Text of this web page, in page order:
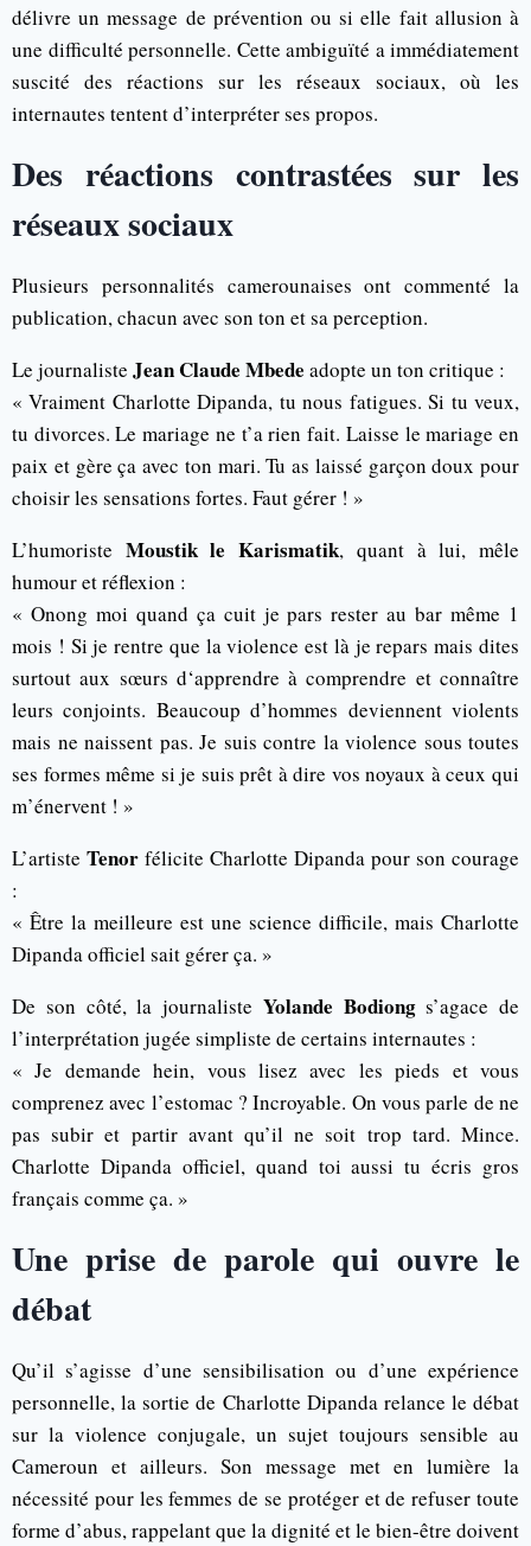
délivre un message de prévention ou si elle fait allusion à
une difficulté personnelle. Cette ambiguïté a immédiatement
suscité des réactions sur les réseaux sociaux, où les
internautes tentent d’interpréter ses propos.
Des réactions contrastées sur les
réseaux sociaux
Plusieurs personnalités camerounaises ont commenté la
publication, chacun avec son ton et sa perception.
Le journaliste Jean Claude Mbede adopte un ton critique :
« Vraiment Charlotte Dipanda, tu nous fatigues. Si tu veux,
tu divorces. Le mariage ne t’a rien fait. Laisse le mariage en
paix et gère ça avec ton mari. Tu as laissé garçon doux pour
choisir les sensations fortes. Faut gérer ! »
L’humoriste Moustik le Karismatik, quant à lui, mêle
humour et réflexion :
« Onong moi quand ça cuit je pars rester au bar même 1
mois ! Si je rentre que la violence est là je repars mais dites
surtout aux sœurs d‘apprendre à comprendre et connaître
leurs conjoints. Beaucoup d’hommes deviennent violents
mais ne naissent pas. Je suis contre la violence sous toutes
ses formes même si je suis prêt à dire vos noyaux à ceux qui
m’énervent ! »
L’artiste Tenor félicite Charlotte Dipanda pour son courage
:
« Être la meilleure est une science difficile, mais Charlotte
Dipanda officiel sait gérer ça. »
De son côté, la journaliste Yolande Bodiongs’agace de
l’interprétation jugée simpliste de certains internautes :
« Je demande hein, vous lisez avec les pieds et vous
comprenez avec l’estomac ? Incroyable. On vous parle de ne
pas subir et partir avant qu’il ne soit trop tard. Mince.
Charlotte Dipanda officiel, quand toi aussi tu écris gros
français comme ça. »
Une prise de parole qui ouvre le
débat
Qu’il s’agisse d’une sensibilisation ou d’une expérience
personnelle, la sortie de Charlotte Dipanda relance le débat
sur la violence conjugale, un sujet toujours sensible au
Cameroun et ailleurs. Son message met en lumière la
nécessité pour les femmes de se protéger et de refuser toute
forme d’abus, rappelant que la dignité et le bien-être doivent